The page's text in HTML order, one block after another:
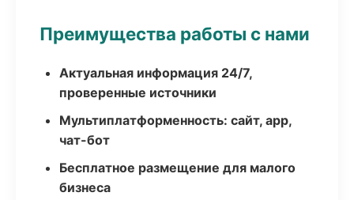
Преимущества работы с нами
Актуальная информация 24/7,
проверенные источники
Мультиплатформенность: сайт, app,
чат-бот
Бесплатное размещение для малого
бизнеса